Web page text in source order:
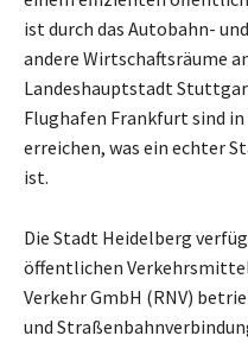
ist durch das Autobahn-
andere Wirtschaftsräume
Landeshauptstadt
Flughafen Frankfurt sind
erreichen, was ein echter
ist.
Die Stadt Heidelberg
öffentlichen
Verkehr GmbH (RNV)
und